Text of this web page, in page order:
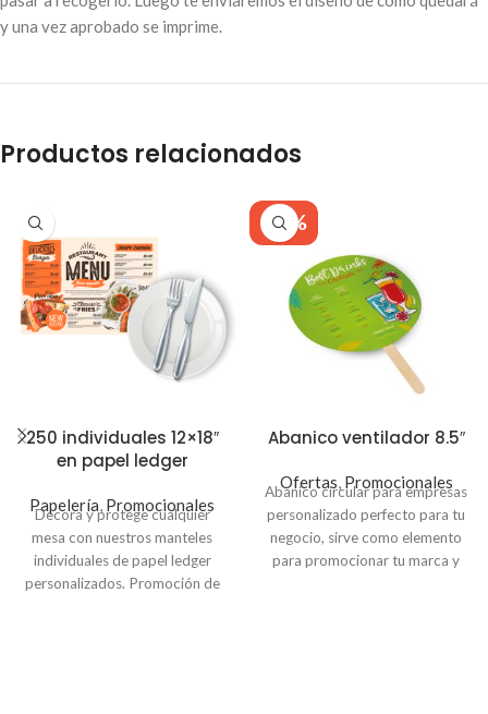
y una vez aprobado se imprime.
Productos relacionados
250 individuales 12×18″
en papel ledger
Papelería, Promocionales
Decora y protege cualquier
mesa con nuestros manteles
individuales de papel ledger
personalizados. Promoción de
-43%
Abanico ventilador 8.5″
Ofertas, Promocionales
Abanico circular para empresas
personalizado perfecto para tu
negocio, sirve como elemento
para promocionar tu marca y